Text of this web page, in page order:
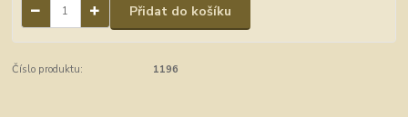
Přidat do košíku
Číslo produktu: 1196